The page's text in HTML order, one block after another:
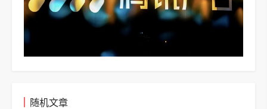
随机文章